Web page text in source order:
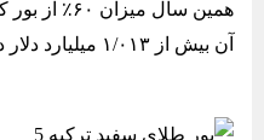
همین سال
آن بیش از ۱/۰۱۳ میلیارد دلار درآمد را کسب کند.